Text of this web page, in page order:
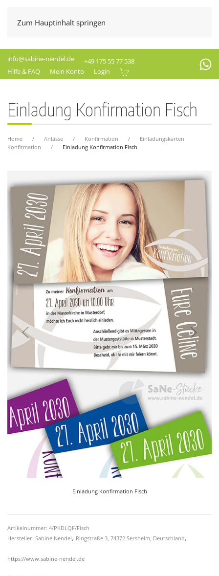
Zum Hauptinhalt springen
info@sabine-nendel.de
+49 175 55 77 538
Hilfe & FAQ
Mein Konto Login
Einladung Konfirmation Fisch
Home Anlässe Konfirmation
Einladungskarten
Konfirmation
Einladung Konfirmation Fisch
Einladung Konfirmation Fisch
Artikelnummer: 4/PKDLQF/Fisch
Hersteller: Sabine Nendel, Ringstraße 3, 74372 Sersheim, Deutschland,
https://www.sabine-nendel.de